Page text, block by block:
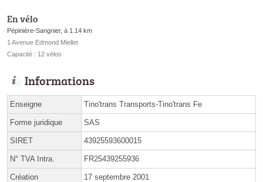
En vélo
Pépinière-Sangnier, à 1.14 km
1 Avenue Edmond Miellet
Capacité : 12 vélos
Informations
Enseigne Tino'trans Transports-Tino'trans Fe
Forme juridique SAS
SIRET 43925593600015
N° TVA Intra. FR25439255936
Création 17 septembre 2001